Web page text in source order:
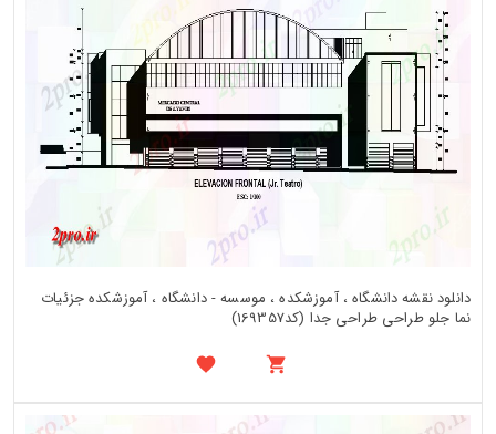
دانلود نقشه دانشگاه ، آموزشکده ، موسسه - دانشگاه ، آموزشکده جزئیات
نما جلو طراحی طراحی جدا (کد169357)